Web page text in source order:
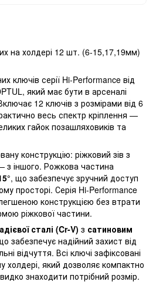
на холдері 12 шт. (6-15,17,19мм)
ключів серії Hi-Performance від
який має бути в арсеналі
12 ключів з розмірами від 6
весь спектр кріплення —
гайок позашляховиків та
конструкцію: ріжковий зів з
з іншого. Рожкова частина
, що забезпечує зручний доступ
просторі. Серія Hi-Performance
конструкцією без втрати
ріжкової частини.
сталі (Cr-V) з сатиновим
забезпечує надійний захист від
відчуття. Всі ключі зафіксовані
холдері, який дозволяє компактно
знаходити потрібний розмір.